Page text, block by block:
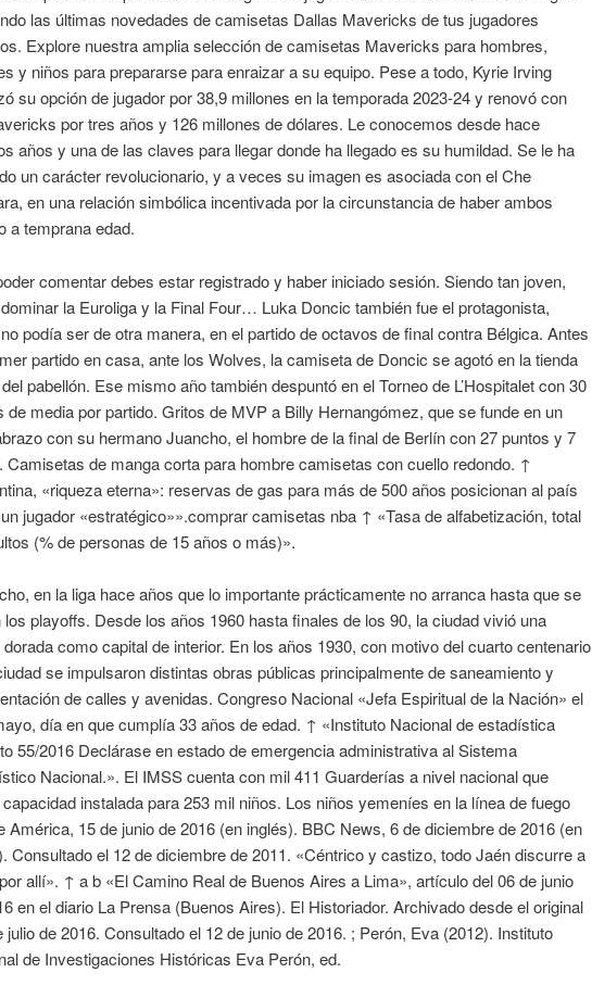
las últimas novedades de camisetas Dallas Mavericks de tus jugadores
Explore nuestra amplia selección de camisetas Mavericks para hombres,
y niños para prepararse para enraizar a su equipo. Pese a todo, Kyrie Irving
su opción de jugador por 38,9 millones en la temporada 2023-24 y renovó con
por tres años y 126 millones de dólares. Le conocemos desde hace
años y una de las claves para llegar donde ha llegado es su humildad. Se le ha
un carácter revolucionario, y a veces su imagen es asociada con el Che
en una relación simbólica incentivada por la circunstancia de haber ambos
a temprana edad.
comentar debes estar registrado y haber iniciado sesión. Siendo tan joven,
la Euroliga y la Final Four… Luka Doncic también fue el protagonista,
podía ser de otra manera, en el partido de octavos de final contra Bélgica. Antes
partido en casa, ante los Wolves, la camiseta de Doncic se agotó en la tienda
pabellón. Ese mismo año también despuntó en el Torneo de L’Hospitalet con 30
de media por partido. Gritos de MVP a Billy Hernangómez, que se funde en un
con su hermano Juancho, el hombre de la final de Berlín con 27 puntos y 7
Camisetas de manga corta para hombre camisetas con cuello redondo. ↑
«riqueza eterna»: reservas de gas para más de 500 años posicionan al país
jugador «estratégico»».comprar camisetas nba ↑ «Tasa de alfabetización, total
(% de personas de 15 años o más)».
en la liga hace años que lo importante prácticamente no arranca hasta que se
los playoffs. Desde los años 1960 hasta finales de los 90, la ciudad vivió una
como capital de interior. En los años 1930, con motivo del cuarto centenario
se impulsaron distintas obras públicas principalmente de saneamiento y
de calles y avenidas. Congreso Nacional «Jefa Espiritual de la Nación» el
día en que cumplía 33 años de edad. ↑ «Instituto Nacional de estadística
55/2016 Declárase en estado de emergencia administrativa al Sistema
Nacional.». El IMSS cuenta con mil 411 Guarderías a nivel nacional que
instalada para 253 mil niños. Los niños yemeníes en la línea de fuego
América, 15 de junio de 2016 (en inglés). BBC News, 6 de diciembre de 2016 (en
Consultado el 12 de diciembre de 2011. «Céntrico y castizo, todo Jaén discurre a
allí». ↑ a b «El Camino Real de Buenos Aires a Lima», artículo del 06 de junio
en el diario La Prensa (Buenos Aires). El Historiador. Archivado desde el original
julio de 2016. Consultado el 12 de junio de 2016. ; Perón, Eva (2012). Instituto
de Investigaciones Históricas Eva Perón, ed.